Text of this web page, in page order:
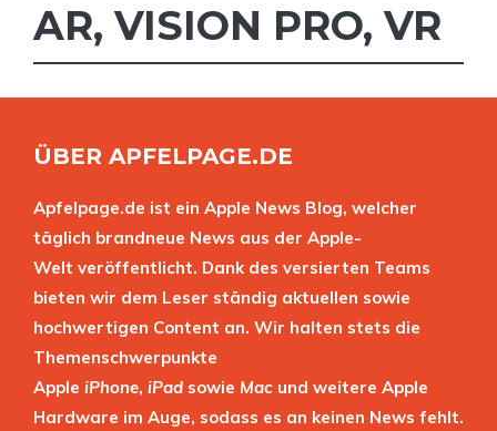
AR,VISION PRO,VR
ÜBER APFELPAGE.DE
Apfelpage.de ist ein Apple News Blog, welcher
täglich brandneue News aus der Apple-
Welt veröffentlicht. Dank des versierten Teams
bieten wir dem Leser ständig aktuellen sowie
hochwertigen Content an. Wir halten stets die
Themenschwerpunkte
Apple iPhone, iPad sowie Mac und weitere Apple
Hardware im Auge, sodass es an keinen News fehlt.